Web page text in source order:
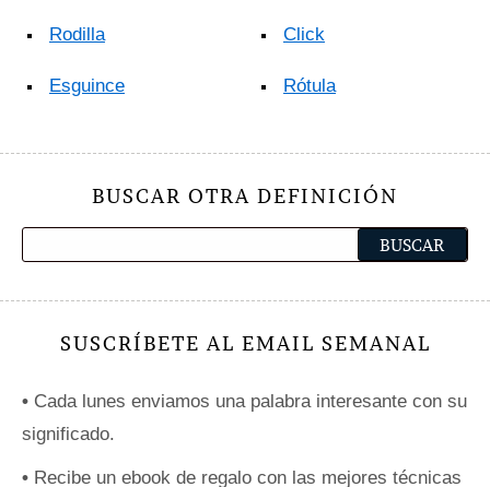
Rodilla
Esguince
Click
Rótula
BUSCAR OTRA DEFINICIÓN
SUSCRÍBETE AL EMAIL SEMANAL
• Cada lunes enviamos una palabra interesante con su
significado.
• Recibe un ebook de regalo con las mejores técnicas